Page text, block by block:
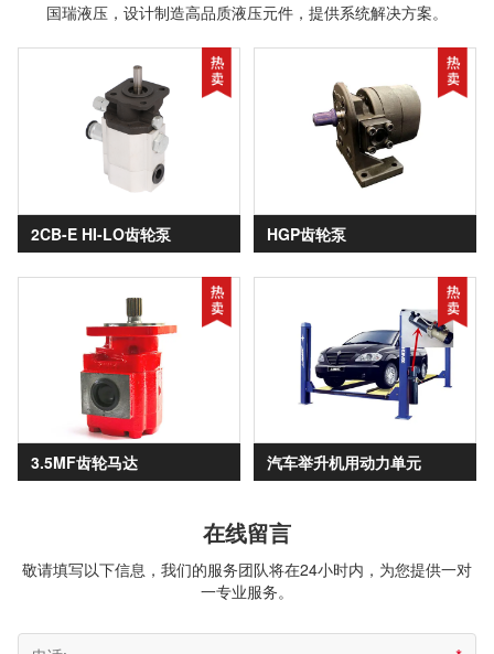
国瑞液压，设计制造高品质液压元件，提供系统解决方案。
2CB-E HI-LO齿轮泵 HGP齿轮泵
3.5MF齿轮马达 汽车举升机用动力单元
在线留言
敬请填写以下信息，我们的服务团队将在24小时内，为您提供一对
一专业服务。